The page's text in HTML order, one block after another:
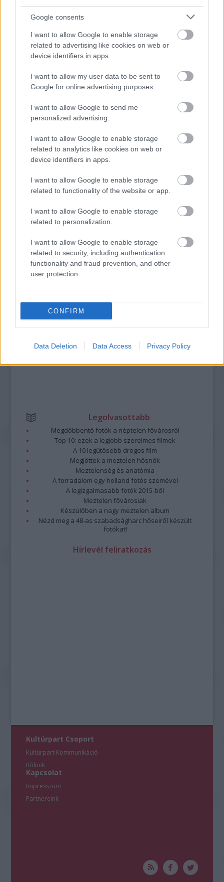
Google consents
I want to allow Google to enable storage
related to advertising like cookies on web or
device identifiers in apps.
I want to allow my user data to be sent to
Google for online advertising purposes.
I want to allow Google to send me
personalized advertising.
I want to allow Google to enable storage
related to analytics like cookies on web or
device identifiers in apps.
I want to allow Google to enable storage
related to functionality of the website or app.
I want to allow Google to enable storage
related to personalization.
I want to allow Google to enable storage
related to security, including authentication
functionality and fraud prevention, and other
user protection.
CONFIRM
Data Deletion Data Access Privacy Policy
VECSEI H. MIKLÓS A ZSÁMBÉKI NYÁRI
ERDŐ VAN IDEBENN: TÓTH MARCSI AZ ÚJ
MARGÓ-DÍJAS
A bejegyzés trackback címe:
https://kulturpart.hu/api/trackback/id/7859950
minősülnek, értük aszolgáltatás technikai
nem vállal, azokat nem ellenőrzi. Kifogás esetén forduljon a blog szerkesztőjéhez.
Részletek aFelhasználási feltételekbenés azadatvédelmi tájékoztatóban.
Legolvasottabb
Megdöbbentő fotók a néptelen fővárosról
Top 10: ezek a legjobb szerelmes filmek
A 10 legütősebb drogos film
Megjöttek a meztelen hősnők
Meztelenség és anatómia
A forradalom egy holland fotós szemével
A legizgalmasabb fotók 2015-ből
Meztelen fővárosiak
Készülőben a nagy meztelen album
Nézd meg a 48-as szabadságharc hőseiről készült
fotókat!
Hírlevél feliratkozás
Kultúrpart Csoport
Kultúrpart Kommunikáció
Rólunk
Kapcsolat
Impresszum
Partnereink